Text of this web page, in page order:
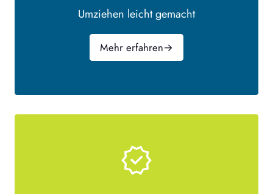
Umziehen leicht gemacht
Mehr erfahren→